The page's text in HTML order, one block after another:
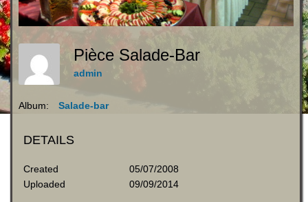
Pièce Salade-Bar
admin
Album: Salade-bar
DETAILS
Created
05/07/2008
Uploaded
09/09/2014